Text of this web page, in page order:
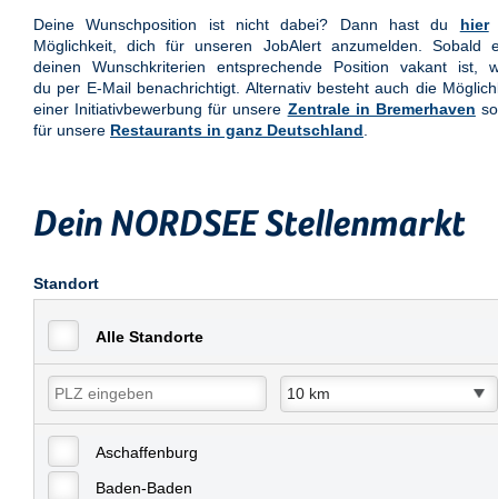
Deine Wunschposition ist nicht dabei? Dann hast du hier
Möglichkeit, dich für unseren JobAlert anzumelden. Sobald
deinen Wunschkriterien entsprechende Position vakant ist,
du per E-Mail benachrichtigt. Alternativ besteht auch die
einer Initiativbewerbung für unsere Zentrale in Bremerhaven
für unsere Restaurants in ganz Deutschland
Dein NORDSEE Stellenmarkt
Standort
Alle Standorte
Aschaffenburg
Baden-Baden